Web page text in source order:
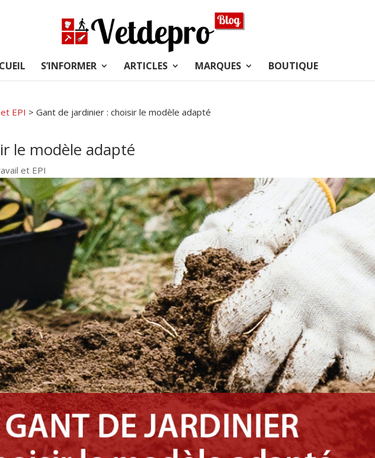
S’INFORMER ARTICLES MARQUES BOUTIQUE
EPI >Gant de jardinier : choisir le modèle adapté
le modèle adapté
et EPI